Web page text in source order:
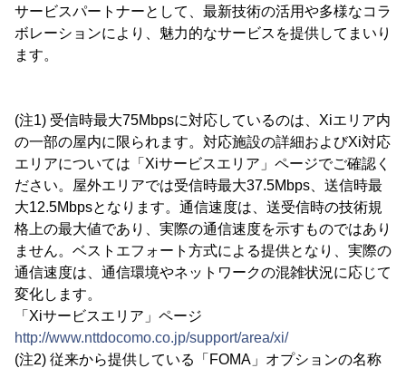
サービスパートナーとして、最新技術の活用や多様なコラ
ボレーションにより、魅力的なサービスを提供してまいり
ます。
(注1) 受信時最大75Mbpsに対応しているのは、Xiエリア内
の一部の屋内に限られます。対応施設の詳細およびXi対応
エリアについては「Xiサービスエリア」ページでご確認く
ださい。屋外エリアでは受信時最大37.5Mbps、送信時最
大12.5Mbpsとなります。通信速度は、送受信時の技術規
格上の最大値であり、実際の通信速度を示すものではあり
ません。ベストエフォート方式による提供となり、実際の
通信速度は、通信環境やネットワークの混雑状況に応じて
変化します。
「Xiサービスエリア」ページ
http://www.nttdocomo.co.jp/support/area/xi/
(注2) 従来から提供している「FOMA」オプションの名称